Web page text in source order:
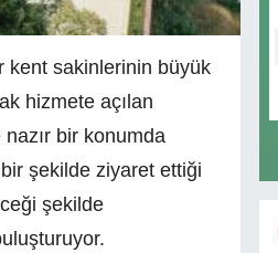
kent sakinlerinin büyük
hizmete açılan
bir konumda
şekilde ziyaret ettiği
şekilde